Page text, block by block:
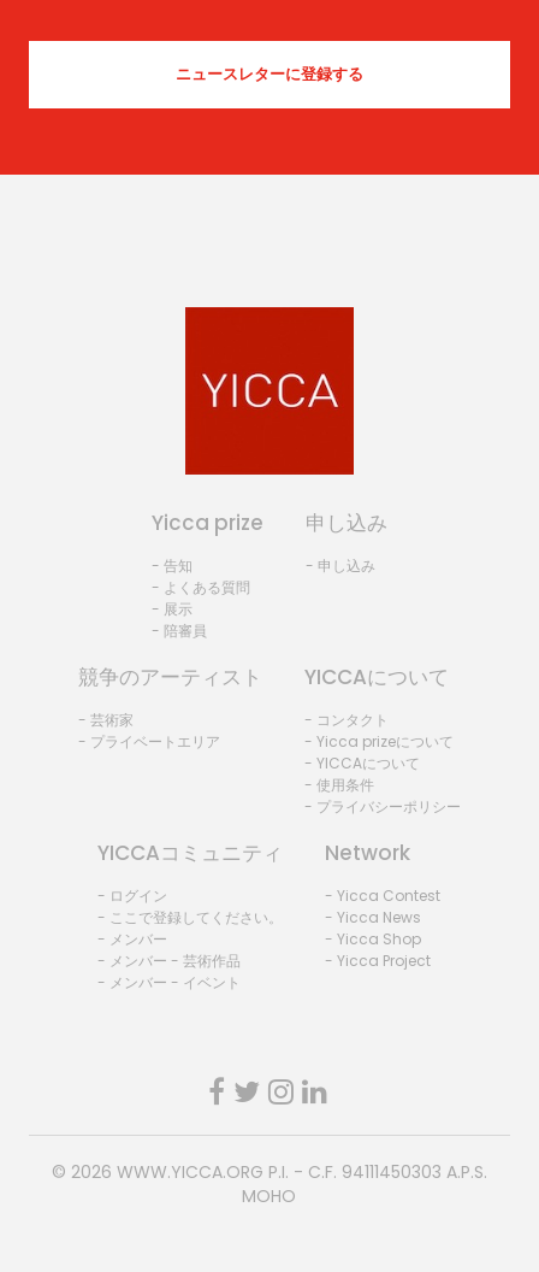
Yicca prize
- 告知
- よくある質問
- 展示
- 陪審員
申し込み
- 申し込み
競争のアーティスト
- 芸術家
- プライベートエリア
YICCAについて
- コンタクト
- Yicca prizeについて
- YICCAについて
- 使用条件
- プライバシーポリシー
YICCAコミュニティ
- ログイン
- ここで登録してください。
- メンバー
- メンバー - 芸術作品
- メンバー - イベント
Network
- Yicca Contest
- Yicca News
- Yicca Shop
- Yicca Project
© 2026 WWW.YICCA.ORG P.I. - C.F. 94111450303 A.P.S.
MOHO